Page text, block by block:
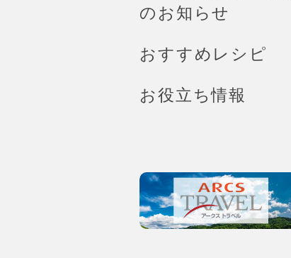
のお知らせ
おすすめレシピ
お役立ち情報